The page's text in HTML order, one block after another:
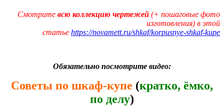
Смотрите всю коллекцию чертежей (+ пошаговые фото
изготовления) в этой
статье https://novamett.ru/shkaf/korpusnye-shkaf-kupe
Обязательно посмотрите видео:
Советы по шкаф-купе (кратко, ёмко,
по делу)